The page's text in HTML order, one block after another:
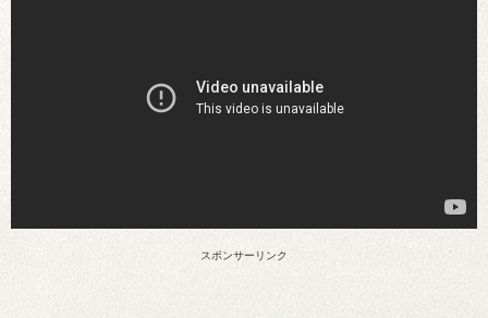
スポンサーリンク